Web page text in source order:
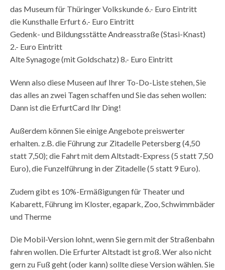
das Museum für Thüringer Volkskunde 6.- Euro Eintritt
die Kunsthalle Erfurt 6.- Euro Eintritt
Gedenk- und Bildungsstätte Andreasstraße (Stasi-Knast)
2.- Euro Eintritt
Alte Synagoge (mit Goldschatz) 8.- Euro Eintritt
Wenn also diese Museen auf Ihrer To-Do-Liste stehen, Sie
das alles an zwei Tagen schaffen und Sie das sehen wollen:
Dann ist die ErfurtCard Ihr Ding!
Außerdem können Sie einige Angebote preiswerter
erhalten. z.B. die Führung zur Zitadelle Petersberg (4,50
statt 7,50); die Fahrt mit dem Altstadt-Express (5 statt 7,50
Euro), die Funzelführung in der Zitadelle (5 statt 9 Euro).
Zudem gibt es 10%-Ermäßigungen für Theater und
Kabarett, Führung im Kloster, egapark, Zoo, Schwimmbäder
und Therme
Die Mobil-Version lohnt, wenn Sie gern mit der Straßenbahn
fahren wollen. Die Erfurter Altstadt ist groß. Wer also nicht
gern zu Fuß geht (oder kann) sollte diese Version wählen. Sie